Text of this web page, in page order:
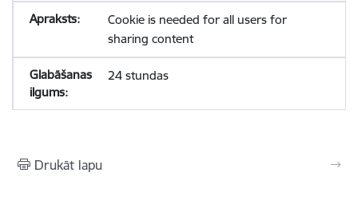
Cookie is needed for all users for
sharing content
24 stundas
Drukāt lapu